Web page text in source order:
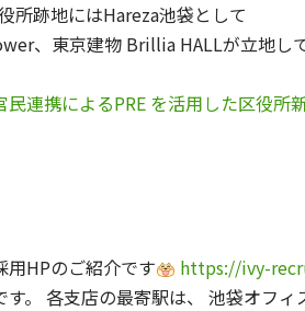
所跡地にはHareza池袋として
、東京建物 Brillia HALLが立地し
連携によるPRE を活用した区役所
用HPのご紹介です https://ivy-
す。 各支店の最寄駅は、 池袋オフ